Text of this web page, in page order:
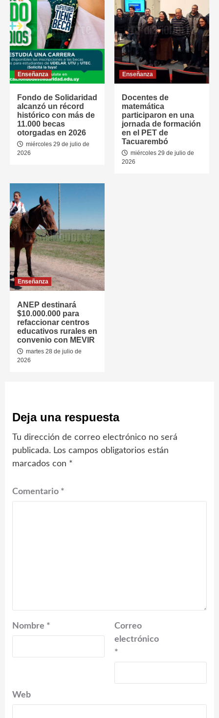
Enseñanza
Fondo de Solidaridad
alcanzó un récord
histórico con más de
11.000 becas
otorgadas en 2026
miércoles 29 de julio de
2026
Enseñanza
Docentes de
matemática
participaron en una
jornada de formación
en el PET de
Tacuarembó
miércoles 29 de julio de
2026
Enseñanza
ANEP destinará
$10.000.000 para
refaccionar centros
educativos rurales en
convenio con MEVIR
martes 28 de julio de
2026
Deja una respuesta
Tu dirección de correo electrónico no será
publicada. Los campos obligatorios están
marcados con *
Comentario *
Nombre *
Correo
electrónico
*
Web